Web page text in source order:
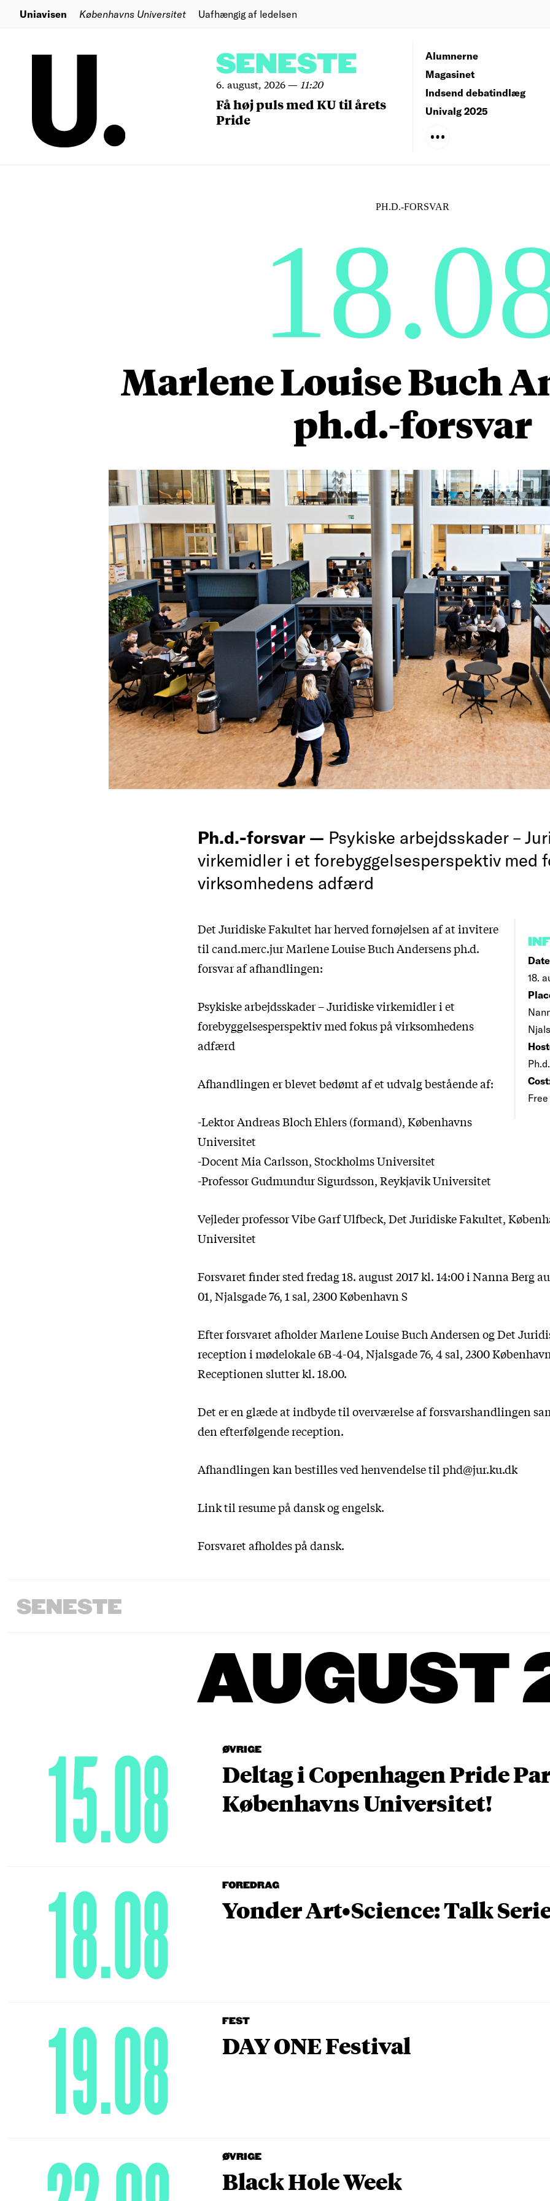
Uniavisen Københavns Universitet Uafhængig af ledelsen
SENESTE
6. august, 2026— 11:20
Få høj puls med KU til årets
Pride
Alumnerne
Magasinet
Indsend debatindlæg
Univalg 2025
PH.D.-FORSVAR
Marlene Louise Buch
ph.d.-forsvar
Ph.d.-forsvar — Psykiske arbejdsskader –
virkemidler i et forebyggelsesperspektiv med
virksomhedens adfærd
18.
Free
Det Juridiske Fakultet har herved fornøjelsen af at invitere
til cand.merc.jur Marlene Louise Buch Andersens ph.d.
forsvar af afhandlingen:
Psykiske arbejdsskader – Juridiske virkemidler i et
forebyggelsesperspektiv med fokus på virksomhedens
adfærd
Afhandlingen er blevet bedømt af et udvalg bestående af:
-Lektor Andreas Bloch Ehlers (formand), Københavns
Universitet
-Docent Mia Carlsson, Stockholms Universitet
-Professor Gudmundur Sigurdsson, Reykjavik Universitet
Vejleder professor Vibe Garf Ulfbeck, Det Juridiske Fakultet,
Universitet
Forsvaret finder sted fredag 18. august 2017 kl. 14:00 i Nanna Berg
01, Njalsgade 76, 1 sal, 2300 København S
Efter forsvaret afholder Marlene Louise Buch Andersen og Det
reception i mødelokale 6B-4-04, Njalsgade 76, 4 sal, 2300
Receptionen slutter kl. 18.00.
Det er en glæde at indbyde til overværelse af forsvarshandlingen
den efterfølgende reception.
Afhandlingen kan bestilles ved henvendelse til phd@jur.ku.dk
Link til resume på danskogengelsk.
Forsvaret afholdes på dansk.
SENESTE
AUGUST
ØVRIGE
Deltag i Copenhagen Pride
Københavns Universitet!
15.08
FOREDRAG
Yonder Art•Science: Talk
18.08
FEST
DAY ONE Festival
19.08
ØVRIGE
Black Hole Week